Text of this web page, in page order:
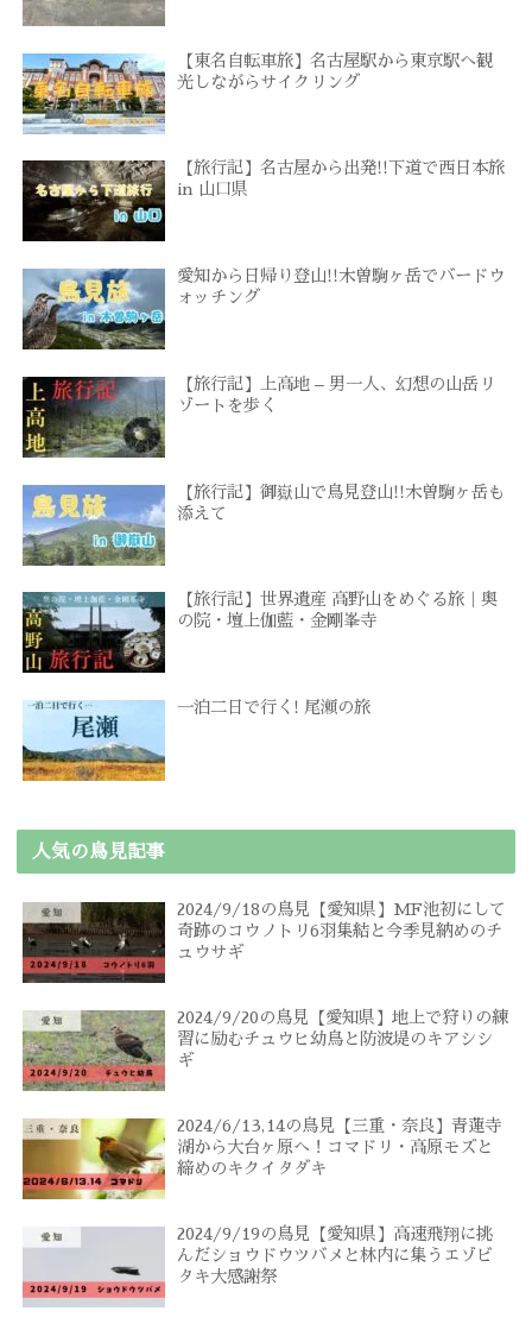
【東名自転車旅】名古屋駅から東京駅へ観
光しながらサイクリング
【旅行記】名古屋から出発!!下道で西日本旅
in 山口県
愛知から日帰り登山!!木曽駒ヶ岳でバードウ
ォッチング
【旅行記】上高地 – 男一人、幻想の山岳リ
ゾートを歩く
【旅行記】御嶽山で鳥見登山!!木曽駒ヶ岳も
添えて
【旅行記】世界遺産 高野山をめぐる旅｜奥
の院・壇上伽藍・金剛峯寺
一泊二日で行く! 尾瀬の旅
人気の鳥見記事
2024/9/18の鳥見【愛知県】MF池初にして
奇跡のコウノトリ6羽集結と今季見納めのチ
ュウサギ
2024/9/20の鳥見【愛知県】地上で狩りの練
習に励むチュウヒ幼鳥と防波堤のキアシシ
ギ
2024/6/13,14の鳥見【三重・奈良】青蓮寺
湖から大台ヶ原へ！コマドリ・高原モズと
締めのキクイタダキ
2024/9/19の鳥見【愛知県】高速飛翔に挑
んだショウドウツバメと林内に集うエゾビ
タキ大感謝祭